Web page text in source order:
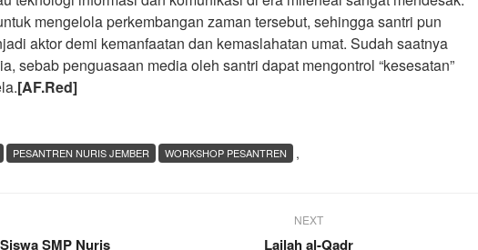
mengelola perkembangan zaman tersebut, sehingga santri pun
aktor demi kemanfaatan dan kemaslahatan umat. Sudah saatnya
sebab penguasaan media oleh santri dapat mengontrol “kesesatan”
[AF.Red]
,
PESANTREN NURIS JEMBER WORKSHOP PESANTREN
SMP Nuris
NEXT
Lailah al-Qadr